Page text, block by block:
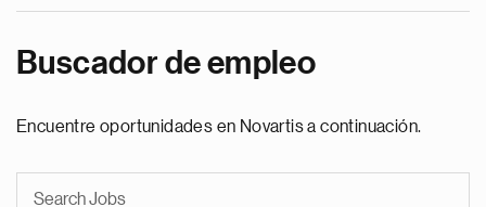
Buscador de empleo
Encuentre oportunidades en Novartis a continuación.